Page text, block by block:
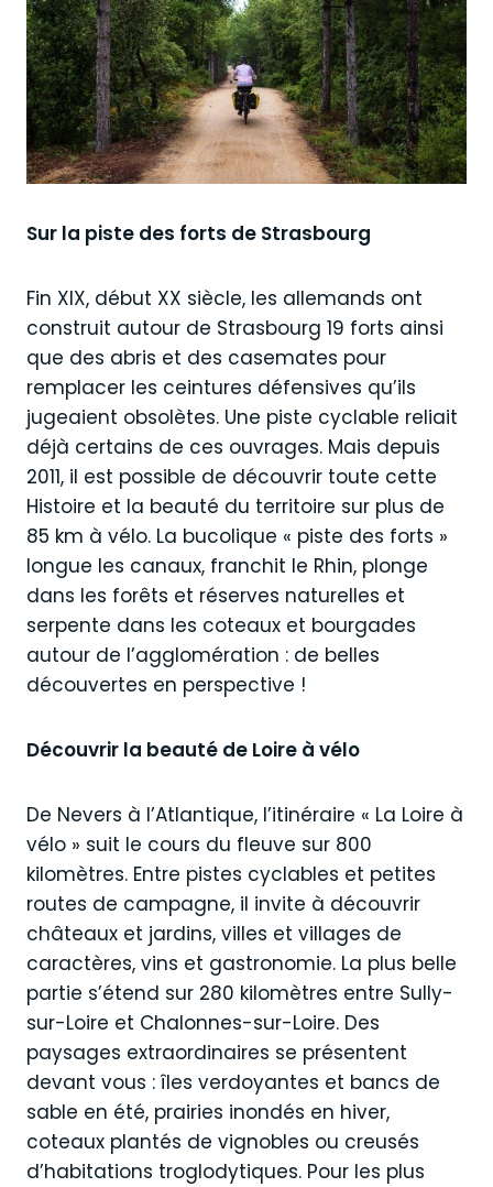
Sur la piste des forts de Strasbourg
Fin XIX, début XX siècle, les allemands ont
construit autour de Strasbourg 19 forts ainsi
que des abris et des casemates pour
remplacer les ceintures défensives qu’ils
jugeaient obsolètes. Une piste cyclable reliait
déjà certains de ces ouvrages. Mais depuis
2011, il est possible de découvrir toute cette
Histoire et la beauté du territoire sur plus de
85 km à vélo. La bucolique « piste des forts »
longue les canaux, franchit le Rhin, plonge
dans les forêts et réserves naturelles et
serpente dans les coteaux et bourgades
autour de l’agglomération : de belles
découvertes en perspective !
Découvrir la beauté de Loire à vélo
De Nevers à l’Atlantique, l’itinéraire « La Loire à
vélo » suit le cours du fleuve sur 800
kilomètres. Entre pistes cyclables et petites
routes de campagne, il invite à découvrir
châteaux et jardins, villes et villages de
caractères, vins et gastronomie. La plus belle
partie s’étend sur 280 kilomètres entre Sully-
sur-Loire et Chalonnes-sur-Loire. Des
paysages extraordinaires se présentent
devant vous : îles verdoyantes et bancs de
sable en été, prairies inondés en hiver,
coteaux plantés de vignobles ou creusés
d’habitations troglodytiques. Pour les plus